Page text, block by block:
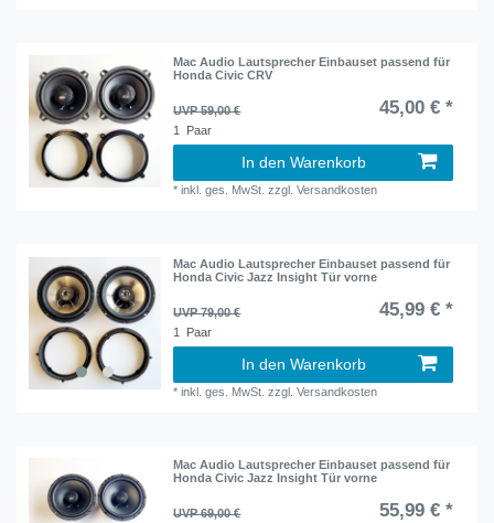
Mac Audio Lautsprecher Einbauset passend für
Honda Civic CRV
UVP 59,00 € 45,00 € *
1 Paar
In den Warenkorb
*inkl. ges. MwSt. zzgl.Versandkosten
Mac Audio Lautsprecher Einbauset passend für
Honda Civic Jazz Insight Tür vorne
UVP 79,00 € 45,99 € *
1 Paar
In den Warenkorb
*inkl. ges. MwSt. zzgl.Versandkosten
Mac Audio Lautsprecher Einbauset passend für
Honda Civic Jazz Insight Tür vorne
UVP 69,00 € 55,99 € *